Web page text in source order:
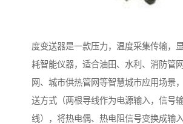
度变送器是一款压力，温度采集传输，
耗智能仪器，适合油田、水利、消防管
网、城市供热管网等智慧城市应用场景
送方式（两根导线作为电源输入，信号
线），将热电偶、热电阻信号变换成输